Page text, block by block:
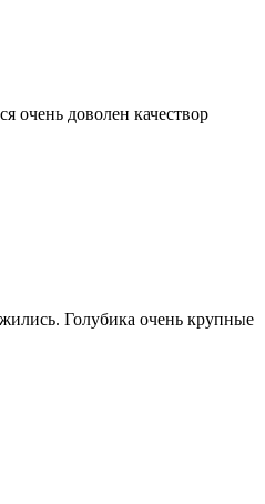
очень доволен качествор
Голубика очень крупные